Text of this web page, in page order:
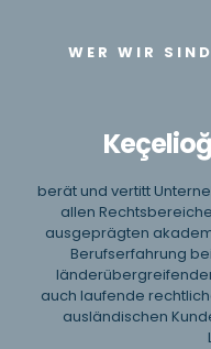
WER WIR SIND
berät und vertitt
allen
ausgeprägten
Berufserfahrung
auch laufende
ausländischen